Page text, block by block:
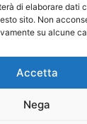
di elaborare dati
sito. Non
su alcune
Accetta
Nega